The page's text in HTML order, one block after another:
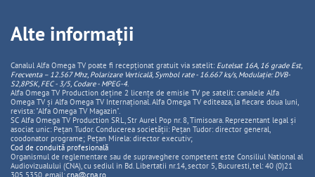
Alte informații
Canalul Alfa Omega TV poate fi recepționat gratuit via satelit: Eutelsat 16A, 16 grade Est,
Frecventa – 12.567 Mhz, PolarizareVerticală, Symbol rate - 16.667 ks/s, Modulație: DVB-
S2,8PSK, FEC - 3/5, Codare - MPEG-4.
Alfa Omega TV Production deține 2 licențe de emisie TV pe satelit: canalele Alfa
Omega TV și Alfa Omega TV Internațional. Alfa Omega TV editeaza, la fiecare doua luni,
revista: "Alfa Omega TV Magazin".
SC Alfa Omega TV Production SRL, Str Aurel Pop nr. 8, Timisoara. Reprezentant legal și
asociat unic: Pețan Tudor. Conducerea societății: Pețan Tudor: director general,
coodonator programe; Pețan Mirela: director executiv;
Cod de conduită profesională
Organismul de reglementare sau de supraveghere competent este Consiliul National al
Audiovizualului (CNA), cu sediul in Bd. Libertatii nr.14, sector 5, Bucuresti, tel: 40 (0)21
305 5350, email: cna@cna.ro